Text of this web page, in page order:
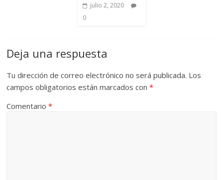
julio 2, 2020
0
Deja una respuesta
Tu dirección de correo electrónico no será publicada. Los
campos obligatorios están marcados con*
Comentario*